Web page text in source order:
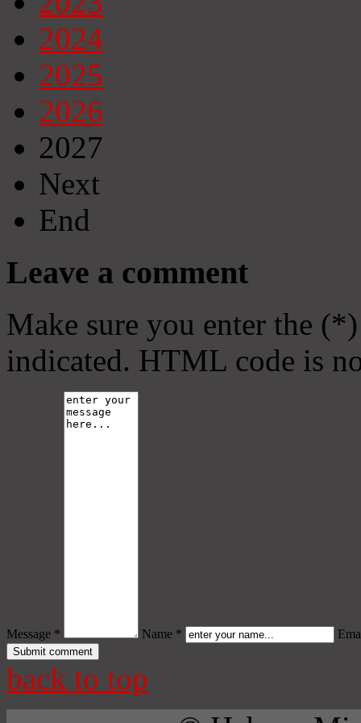
2024
2025
2026
2027
Next
End
Leave a comment
Make sure you enter the
indicated. HTML code is
Message * Name *
back to top